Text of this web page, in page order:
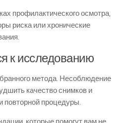
профилактического осмотра,
риска или хронические
к исследованию
метода. Несоблюдение
качество снимков и
повторной процедуры.